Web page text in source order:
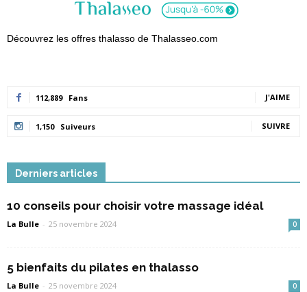
Découvrez les offres thalasso de Thalasseo.com
112,889 Fans J'AIME
1,150 Suiveurs SUIVRE
Derniers articles
10 conseils pour choisir votre massage idéal
La Bulle - 25 novembre 2024 0
5 bienfaits du pilates en thalasso
La Bulle - 25 novembre 2024 0